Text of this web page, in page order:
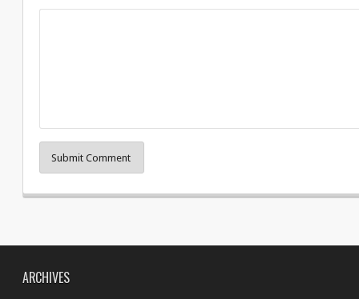
Submit Comment
ARCHIVES